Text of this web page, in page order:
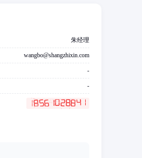
朱经理
wangbo@shangzhixin.com
-
-